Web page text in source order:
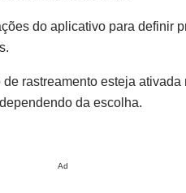
do aplicativo para definir
rastreamento esteja
da escolha.
Ad